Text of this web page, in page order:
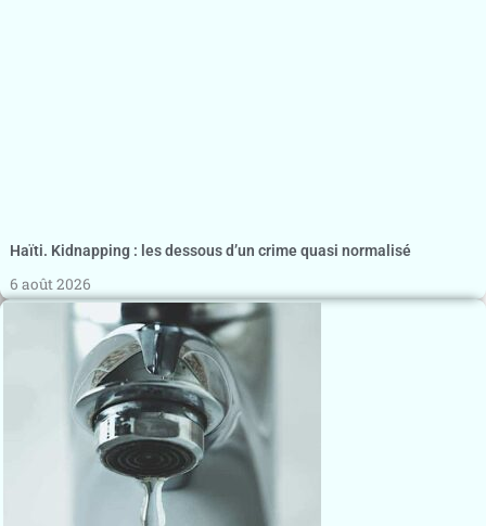
Haïti. Kidnapping : les dessous d’un crime quasi normalisé
6 août 2026